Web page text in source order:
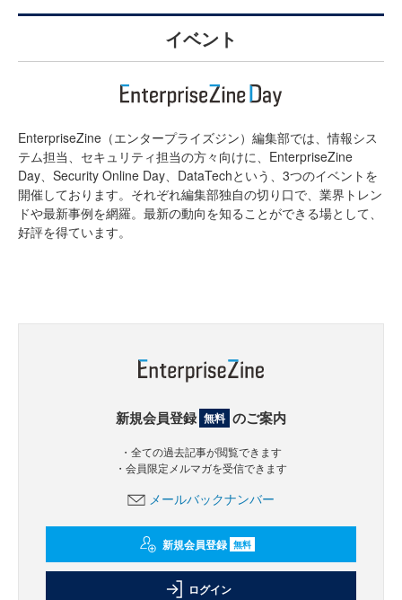
イベント
EnterpriseZine（エンタープライズジン）編集部では、情報シス
テム担当、セキュリティ担当の方々向けに、EnterpriseZine
Day、Security Online Day、DataTechという、3つのイベントを
開催しております。それぞれ編集部独自の切り口で、業界トレン
ドや最新事例を網羅。最新の動向を知ることができる場として、
好評を得ています。
新規会員登録 無料 のご案内
・全ての過去記事が閲覧できます
・会員限定メルマガを受信できます
メールバックナンバー
新規会員登録 無料
ログイン